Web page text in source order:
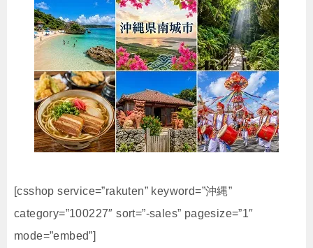
[csshop service=”rakuten” keyword=”沖縄”
category=”100227″ sort=”-sales” pagesize=”1″
mode=”embed”]